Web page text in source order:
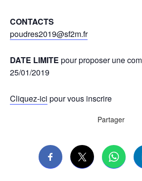
CONTACTS
poudres2019@sf2m.fr
DATE LIMITE pour proposer une
25/01/2019
Cliquez-ici pour vous inscrire
Partager